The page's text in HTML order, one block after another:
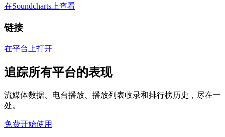
在Soundcharts上查看
链接
在平台上打开
追踪所有平台的表现
流媒体数据、电台播放、播放列表收录和排行榜历史，尽在一
处。
免费开始使用